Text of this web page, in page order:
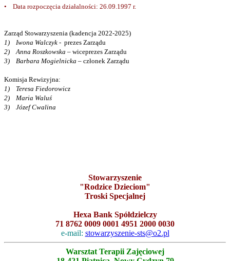
• Data rozpoczęcia działalności: 26.09.1997 r.
Zarząd Stowarzyszenia (kadencja 2022-2025)
1) Iwona Walczyk - prezes Zarządu
2) Anna Roszkowska – wiceprezes Zarządu
3) Barbara Mogielnicka – członek Zarządu
Komisja Rewizyjna:
1) Teresa Fiedorowicz
2) Maria Waluś
3) Józef Cwalina
Stowarzyszenie
"Rodzice Dzieciom"
Troski Specjalnej
Hexa Bank Spółdzielczy
71 8762 0009 0001 4951 2000 0030
e-mail: stowarzyszenie-sts@o2.pl
Warsztat Terapii Zajęciowej